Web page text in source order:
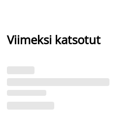
Viimeksi katsotut